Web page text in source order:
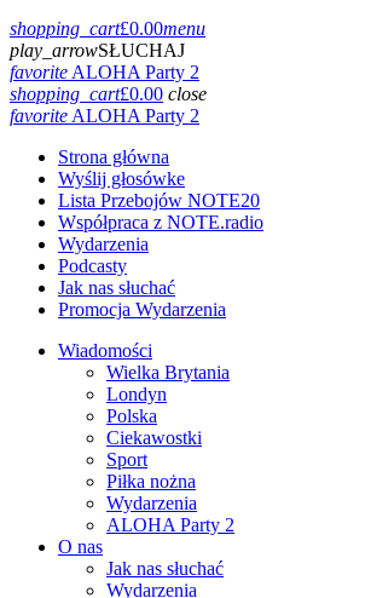
shopping_cart£0.00menu
play_arrowSŁUCHAJ
favoriteALOHA Party 2
shopping_cart£0.00 close
favoriteALOHA Party 2
Strona główna
Wyślij głosówke
Lista Przebojów NOTE20
Współpraca z NOTE.radio
Wydarzenia
Podcasty
Jak nas słuchać
Promocja Wydarzenia
Wiadomości
Wielka Brytania
Londyn
Polska
Ciekawostki
Sport
Piłka nożna
Wydarzenia
ALOHA Party 2
O nas
Jak nas słuchać
Wydarzenia